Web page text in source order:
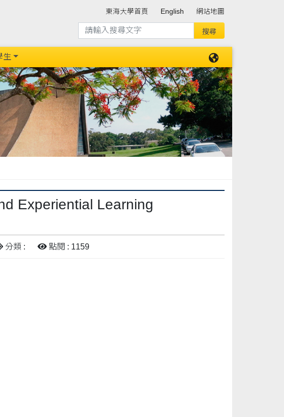
東海大學首頁 English 網站地圖
生
Experiential Learning
分類 : 點閱 : 1159